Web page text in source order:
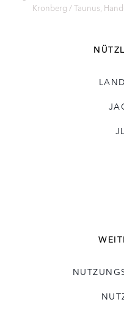
Kronberg / Taunus,